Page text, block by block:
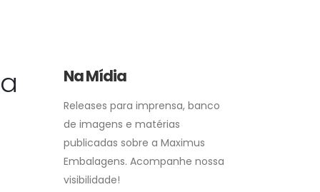
Na Mídia
Releases para imprensa, banco
de imagens e matérias
publicadas sobre a Maximus
Embalagens. Acompanhe nossa
visibilidade!